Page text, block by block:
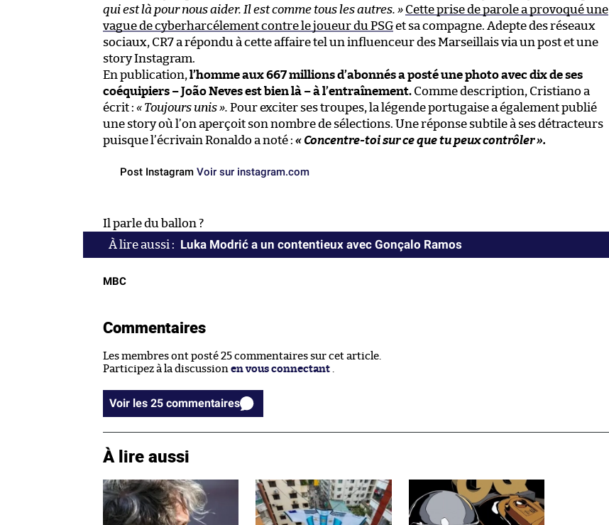
qui est là pour nous aider. Il est comme tous les autres. » Cette prise de parole a provoqué une
vague de cyberharcélement contre le joueur du PSGet sa compagne. Adepte des réseaux
sociaux, CR7 a répondu à cette affaire tel un influenceur des Marseillais via un post et une
story Instagram.
En publication, l’homme aux 667 millions d’abonnés a posté une photo avec dix de ses
coéquipiers – João Neves est bien là – à l’entraînement. Comme description, Cristiano a
écrit : « Toujours unis ». Pour exciter ses troupes, la légende portugaise a également publié
une story où l’on aperçoit son nombre de sélections. Une réponse subtile à ses détracteurs
puisque l’écrivain Ronaldo a noté : « Concentre-toi sur ce que tu peux contrôler ».
Post Instagram Voir sur instagram.com
Il parle du ballon ?
Luka Modrić a un contentieux avec Gonçalo Ramos
MBC
Commentaires
Les membres ont posté 25 commentaires sur cet article.
Participez à la discussion en vous connectant
Voir les 25 commentaires
À lire aussi